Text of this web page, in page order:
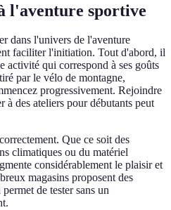
l'aventure sportive
dans l'univers de l'aventure
faciliter l'initiation. Tout d'abord, il
activité qui correspond à ses goûts
par le vélo de montagne,
progressivement. Rejoindre
à des ateliers pour débutants peut
Que ce soit des
climatiques ou du matériel
considérablement le plaisir et
magasins proposent des
de tester sans un